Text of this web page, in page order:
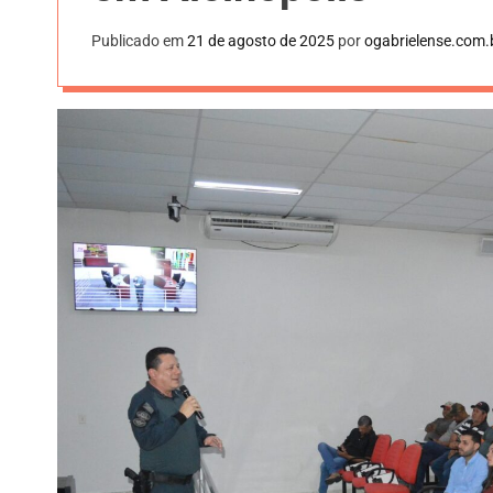
Publicado em21 de agosto de 2025 por